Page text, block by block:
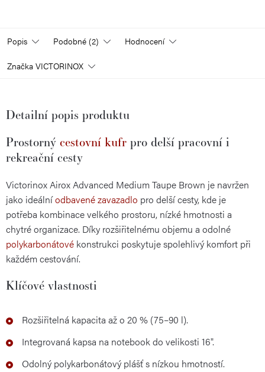
Popis Podobné (2) Hodnocení
Značka VICTORINOX
Detailní popis produktu
Prostorný cestovní kufr pro delší pracovní i
rekreační cesty
Victorinox Airox Advanced Medium Taupe Brown je navržen
jako ideálníodbavené zavazadlo pro delší cesty, kde je
potřeba kombinace velkého prostoru, nízké hmotnosti a
chytré organizace. Díky rozšiřitelnému objemu a odolné
polykarbonátové konstrukci poskytuje spolehlivý komfort při
každém cestování.
Klíčové vlastnosti
Rozšiřitelná kapacita až o 20 % (75–90 l).
Integrovaná kapsa na notebook do velikosti 16".
Odolný polykarbonátový plášť s nízkou hmotností.